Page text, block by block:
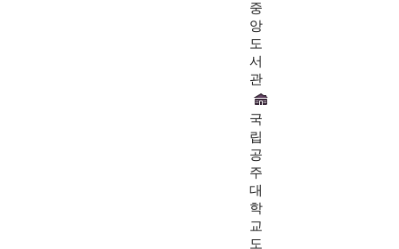
중
앙
도
서
관
국
립
공
주
대
학
교
도